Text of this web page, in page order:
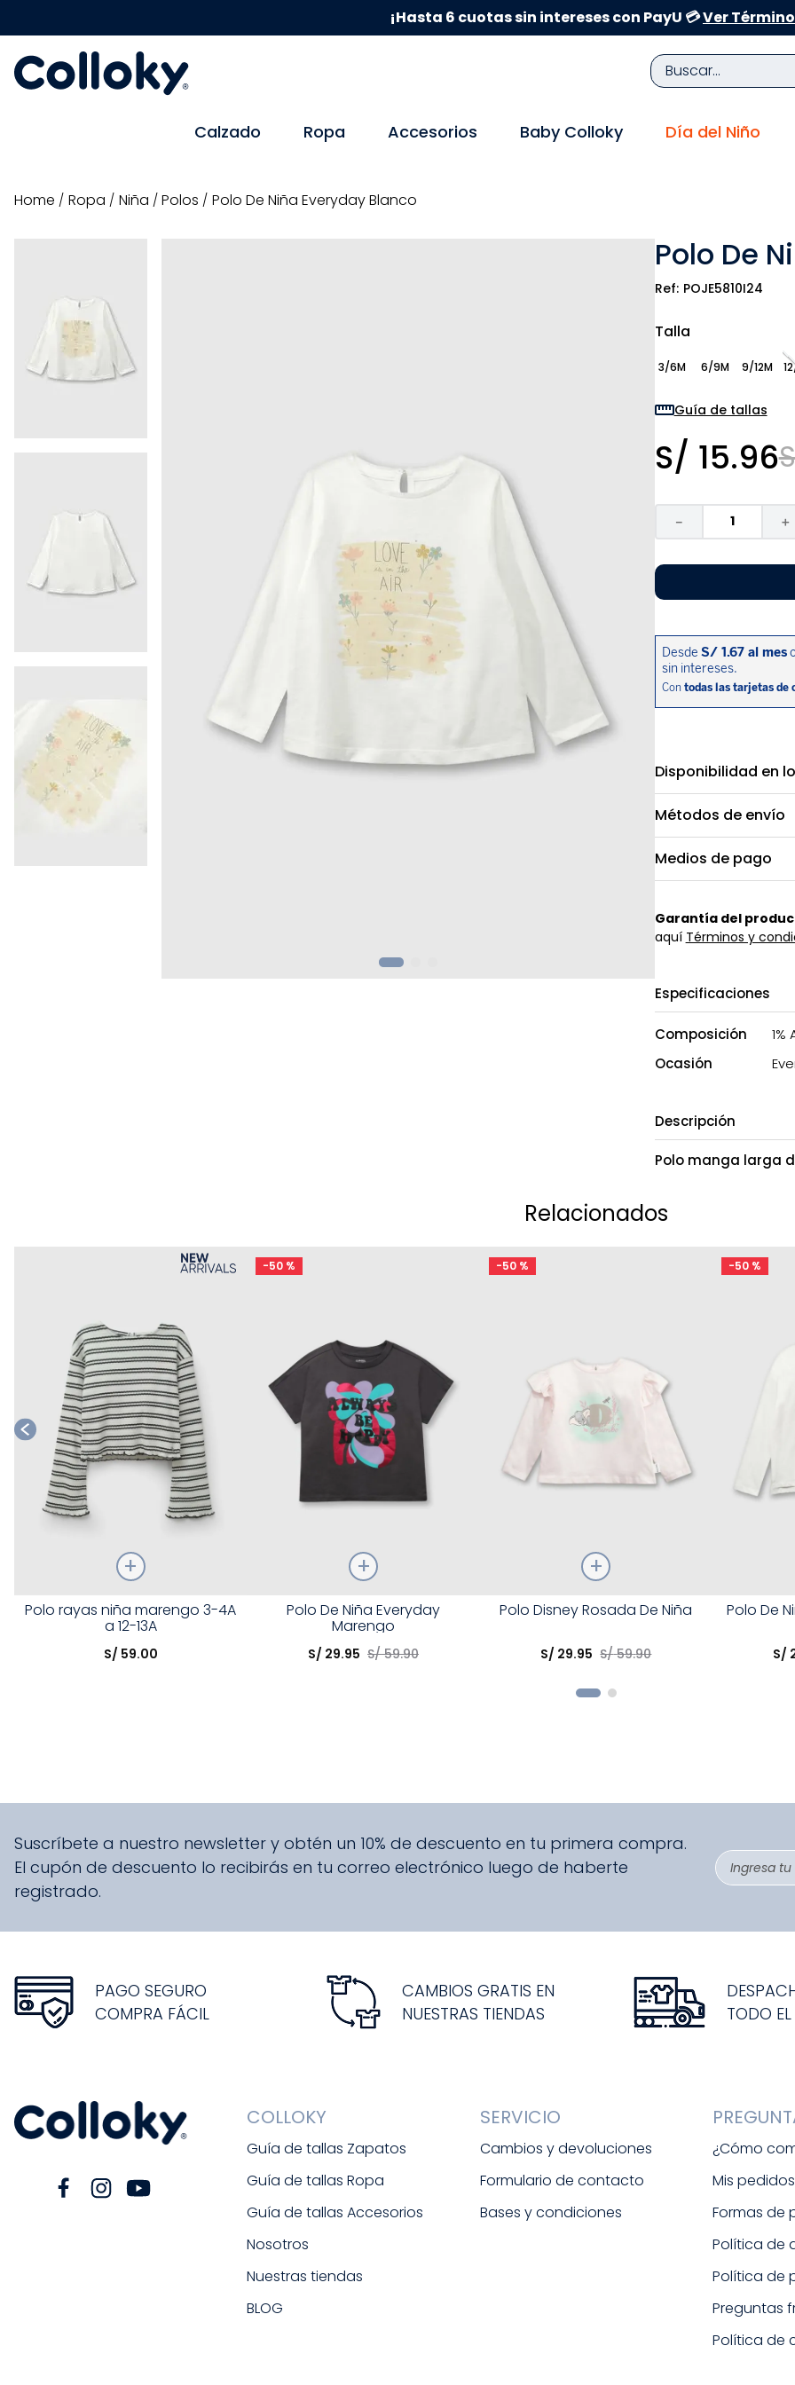
¡Hasta 6 cuotas sin intereses con PayU 💳Ver
Buscar...
Calzado Ropa Accesorios Baby Colloky Día del Niño
ropa niña polos Polo De Niña Everyday Blanco
Polo De
POJE5810I24
Talla
3/6M 6/9M 9/12M
Guía de tallas
S/ 15.96
＋
－
Disponibilidad en
Métodos de envío
Medios de pago
Garantía del
aquí Términos y
Especificaciones
Composición
1%
Ocasión
Descripción
Polo manga larga
Relacionados
Talla
Elige una opción
Polo rayas niña marengo 3-4A
a 12-13A
S/ 59.00
-50 %
Elige una opción
Polo De Niña Everyday
Marengo
S/ 29.95 S/ 59.90
-50 %
TallaPolo Disney Rosada De Niña
S/ 29.95 S/ 59.90
-50 %
Talla
Polo De
S/
Suscríbete a nuestro newsletter y obtén un 10% de descuento en tu primera compra.
El cupón de descuento lo recibirás en tu correo electrónico luego de haberte
registrado.
PAGO SEGURO
COMPRA FÁCIL
CAMBIOS GRATIS EN
NUESTRAS TIENDAS
TODO EL
COLLOKY
Guía de tallas Zapatos
Guía de tallas Ropa
Guía de tallas Accesorios
Nosotros
Nuestras tiendas
BLOG
SERVICIO
Cambios y devoluciones
Formulario de contacto
Bases y condiciones
¿Cómo
Mis pedidos
Formas de
Política de
Política de
Preguntas
Política de
TÉRMINOS MÁS BUSCADOS